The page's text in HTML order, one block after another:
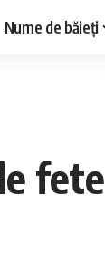
Nume de băieți
fete